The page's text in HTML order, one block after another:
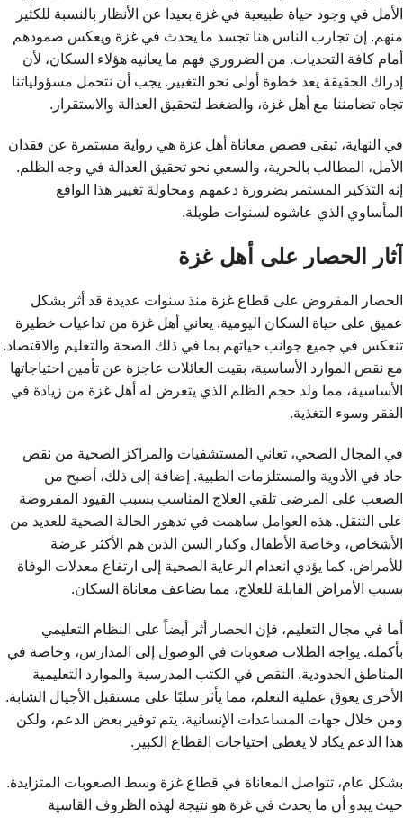
الأمل في وجود حياة طبيعية في غزة بعيدا عن الأنظار بالنسبة للكثير
منهم. إن تجارب الناس هنا تجسد ما يحدث في غزة ويعكس صمودهم
أمام كافة التحديات. من الضروري فهم ما يعانيه هؤلاء السكان، لأن
إدراك الحقيقة يعد خطوة أولى نحو التغيير. يجب أن نتحمل مسؤولياتنا
تجاه تضامننا مع أهل غزة، والضغط لتحقيق العدالة والاستقرار.
في النهاية، تبقى قصص معاناة أهل غزة هي رواية مستمرة عن فقدان
الأمل، المطالب بالحرية، والسعي نحو تحقيق العدالة في وجه الظلم.
إنه التذكير المستمر بضرورة دعمهم ومحاولة تغيير هذا الواقع
المأساوي الذي عاشوه لسنوات طويلة.
آثار الحصار على أهل غزة
الحصار المفروض على قطاع غزة منذ سنوات عديدة قد أثر بشكل
عميق على حياة السكان اليومية. يعاني أهل غزة من تداعيات خطيرة
تنعكس في جميع جوانب حياتهم بما في ذلك الصحة والتعليم والاقتصاد.
مع نقص الموارد الأساسية، بقيت العائلات عاجزة عن تأمين احتياجاتها
الأساسية، مما ولد حجم الظلم الذي يتعرض له أهل غزة من زيادة في
الفقر وسوء التغذية.
في المجال الصحي، تعاني المستشفيات والمراكز الصحية من نقص
حاد في الأدوية والمستلزمات الطبية. إضافة إلى ذلك، أصبح من
الصعب على المرضى تلقي العلاج المناسب بسبب القيود المفروضة
على التنقل. هذه العوامل ساهمت في تدهور الحالة الصحية للعديد من
الأشخاص، وخاصة الأطفال وكبار السن الذين هم الأكثر عرضة
للأمراض. كما يؤدي انعدام الرعاية الصحية إلى ارتفاع معدلات الوفاة
بسبب الأمراض القابلة للعلاج، مما يضاعف معاناة السكان.
أما في مجال التعليم، فإن الحصار أثر أيضاً على النظام التعليمي
بأكمله. يواجه الطلاب صعوبات في الوصول إلى المدارس، وخاصة في
المناطق الحدودية. النقص في الكتب المدرسية والموارد التعليمية
الأخرى يعوق عملية التعلم، مما يأثر سلبًا على مستقبل الأجيال الشابة.
ومن خلال جهات المساعدات الإنسانية، يتم توفير بعض الدعم، ولكن
هذا الدعم يكاد لا يغطي احتياجات القطاع الكبير.
بشكل عام، تتواصل المعاناة في قطاع غزة وسط الصعوبات المتزايدة.
حيث يبدو أن ما يحدث في غزة هو نتيجة لهذه الظروف القاسية